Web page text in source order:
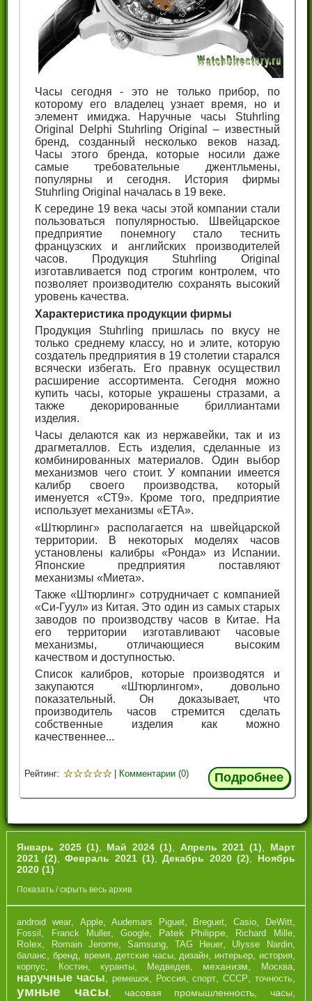
Часы сегодня - это не только прибор, по
которому его владелец узнает время, но и
элемент имиджа. Наручные часы Stuhrling
Original Delphi Stuhrling Original – известный
бренд, созданный несколько веков назад.
Часы этого бренда, которые носили даже
самые требовательные джентльмены,
популярны и сегодня. История фирмы
Stuhrling Original началась в 19 веке.
К середине 19 века часы этой компании стали
пользоваться популярностью. Швейцарское
предприятие понемногу стало теснить
французских и английских производителей
часов. Продукция Stuhrling Original
изготавливается под строгим контролем, что
позволяет производителю сохранять высокий
уровень качества.
Характеристика продукции фирмы
Продукция Stuhrling пришлась по вкусу не
только среднему классу, но и элите, которую
создатель предприятия в 19 столетии старался
всячески избегать. Его правнук осуществил
расширение ассортимента. Сегодня можно
купить часы, которые украшены стразами, а
также декорированные бриллиантами
изделия.
Часы делаются как из нержавейки, так и из
драгметаллов. Есть изделия, сделанные из
комбинированных материалов. Один выбор
механизмов чего стоит. У компании имеется
калибр своего производства, который
именуется «СТ9». Кроме того, предприятие
использует механизмы «ЕТА».
«Штюрлинг» располагается на швейцарской
территории. В некоторых моделях часов
установлены калибры «Ронда» из Испании.
Японские предприятия поставляют
механизмы «Миета».
Также «Штюрлинг» сотрудничает с компанией
«Си-Гуул» из Китая. Это один из самых старых
заводов по производству часов в Китае. На
его территории изготавливают часовые
механизмы, отличающиеся высоким
качеством и доступностью.
Список калибров, которые производятся и
закупаются «Штюрлингом», довольно
показательный. Он доказывает, что
производитель часов стремится сделать
собственные изделия как можно
качественнее...
Рейтинг: ☆☆☆☆☆ | Комментарии (0) Подробнее
Январь 2025 (1) Май 2024 (1) Апрель 2021 (1)
Март
2021 (2) ,Февраль 2021 (1) ,Декабрь 2020 (2)
Ноябрь
2020 (1)
Показать / скрыть весь архив
android wear, Apple,Audemars Piguet, Breguet ,Casio DeWitt,
Fossil Franck Muller, Google, Patek Philippe Richard Mille,
Rolex
Romain Jerome, Samsung,TAG Heuer Ulysse Nardin,
баланс бренд время, детские часы, дизайн интерьер история,
корпус Костин, куранты, Медведев механизм Москва,
наручные часы ремешок, Россия,спорт СССР точность,
умные часы часовая промышленность часы